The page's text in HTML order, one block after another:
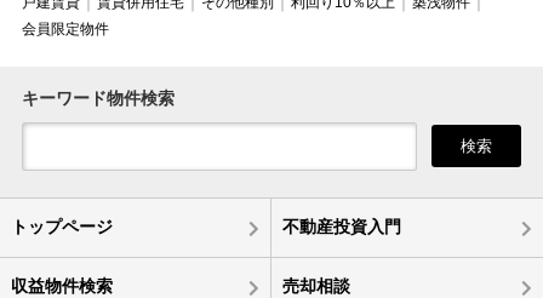
会員限定物件
キーワード物件検索
検索
トップページ 不動産投資入門
収益物件検索 売却相談